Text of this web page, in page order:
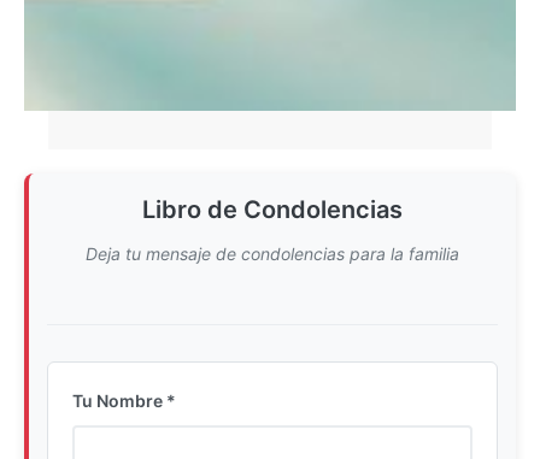
Libro de Condolencias
Deja tu mensaje de condolencias para la familia
Tu Nombre *